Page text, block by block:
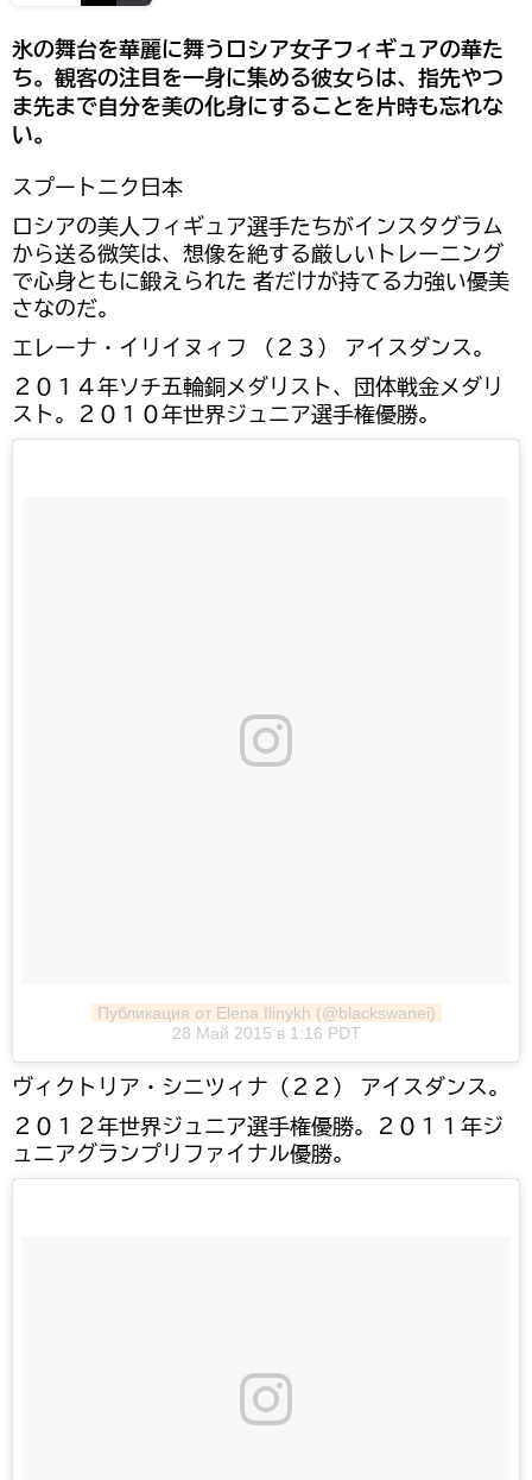
氷の舞台を華麗に舞うロシア女子フィギュアの華た
ち。観客の注目を一身に集める彼女らは、指先やつ
ま先まで自分を美の化身にすることを片時も忘れな
い。
スプートニク日本
ロシアの美人フィギュア選手たちがインスタグラム
から送る微笑は、想像を絶する厳しいトレーニング
で心身ともに鍛えられた 者だけが持てる力強い優美
さなのだ。
エレーナ・イリイヌィフ （２３） アイスダンス。
２０１４年ソチ五輪銅メダリスト、団体戦金メダリ
スト。２０１０年世界ジュニア選手権優勝。
Публикация от Elena Ilinykh (@blackswanei)
28 Май 2015 в 1:16 PDT
ヴィクトリア・シニツィナ（２２） アイスダンス。
２０１２年世界ジュニア選手権優勝。２０１１年ジ
ュニアグランプリファイナル優勝。